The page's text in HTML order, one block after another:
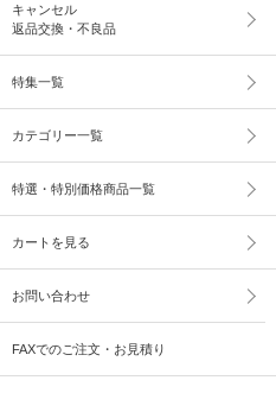
キャンセル
返品交換・不良品
特集一覧
カテゴリー一覧
特選・特別価格商品一覧
カートを見る
お問い合わせ
FAXでのご注文・お見積り